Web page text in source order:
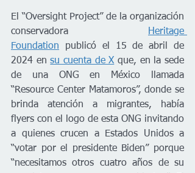
El “Oversight Project” de la organización
conservadora
Heritage
Foundation publicó el 15 de abril de
2024 en su cuenta de X que, en la sede
de una ONG en México llamada
“Resource Center Matamoros”, donde se
brinda atención a migrantes, había
flyers con el logo de esta ONG invitando
a quienes crucen a Estados Unidos a
“votar por el presidente Biden” porque
“necesitamos otros cuatro años de su